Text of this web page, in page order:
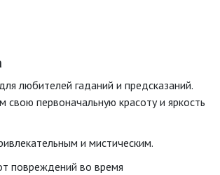
любителей гаданий и предсказаний.
свою первоначальную красоту и яркость
и мистическим.
повреждений во время